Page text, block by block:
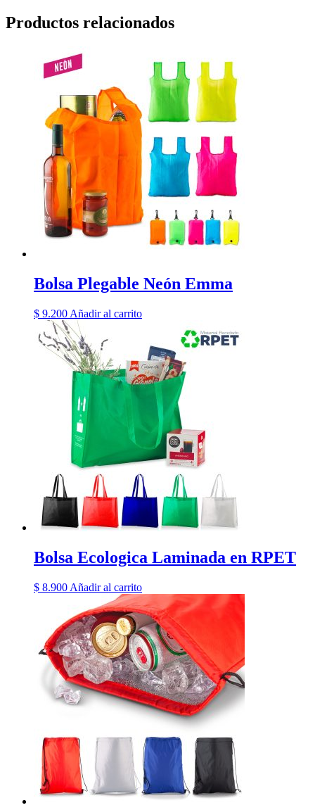
Productos relacionados
Bolsa Plegable Neón Emma
$ 9.200 Añadir al carrito
Bolsa Ecologica Laminada en RPET
$ 8.900 Añadir al carrito